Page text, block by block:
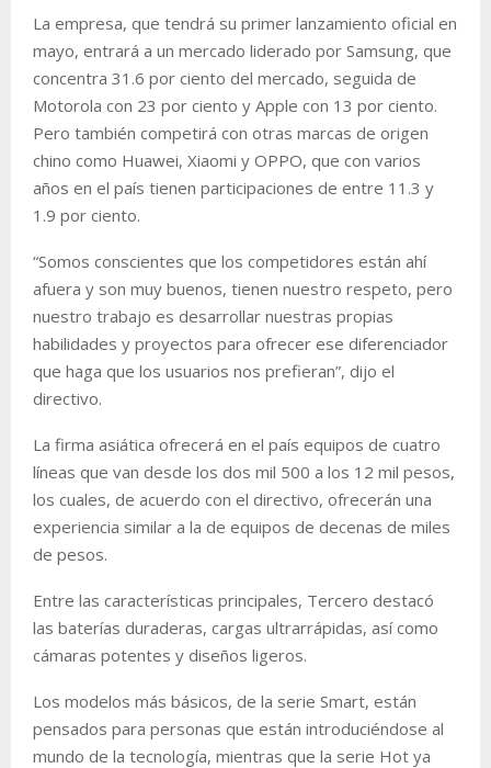
La empresa, que tendrá su primer lanzamiento oficial en
mayo, entrará a un mercado liderado por Samsung, que
concentra 31.6 por ciento del mercado, seguida de
Motorola con 23 por ciento y Apple con 13 por ciento.
Pero también competirá con otras marcas de origen
chino como Huawei, Xiaomi y OPPO, que con varios
años en el país tienen participaciones de entre 11.3 y
1.9 por ciento.
“Somos conscientes que los competidores están ahí
afuera y son muy buenos, tienen nuestro respeto, pero
nuestro trabajo es desarrollar nuestras propias
habilidades y proyectos para ofrecer ese diferenciador
que haga que los usuarios nos prefieran”, dijo el
directivo.
La firma asiática ofrecerá en el país equipos de cuatro
líneas que van desde los dos mil 500 a los 12 mil pesos,
los cuales, de acuerdo con el directivo, ofrecerán una
experiencia similar a la de equipos de decenas de miles
de pesos.
Entre las características principales, Tercero destacó
las baterías duraderas, cargas ultrarrápidas, así como
cámaras potentes y diseños ligeros.
Los modelos más básicos, de la serie Smart, están
pensados para personas que están introduciéndose al
mundo de la tecnología, mientras que la serie Hot ya